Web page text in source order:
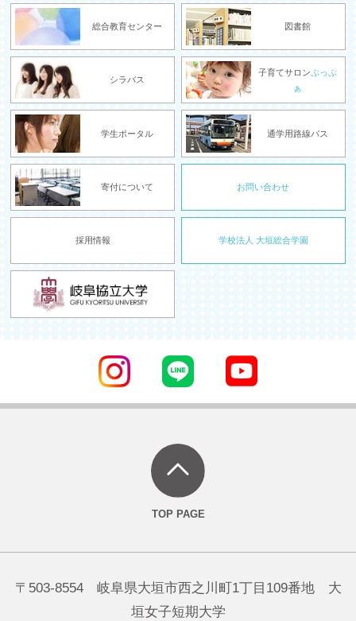
総合教育センター 図書館
シラバス
子育てサロンぷっぷ
ぁ
学生ポータル 通学用路線バス
寄付について お問い合わせ
採用情報 学校法人 大垣総合学園
〒503-8554 岐阜県大垣市西之川町1丁目109番地 大
垣女子短期大学